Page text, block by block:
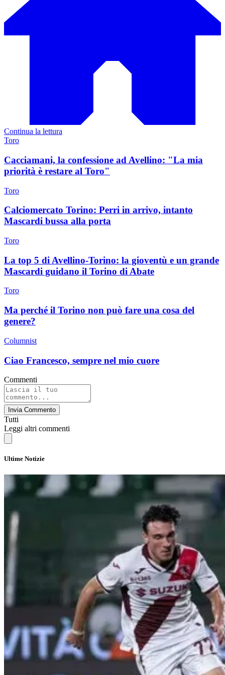
Continua la lettura
Toro
Cacciamani, la confessione ad Avellino: "La mia
priorità è restare al Toro"
Toro
Calciomercato Torino: Perri in arrivo, intanto
Mascardi bussa alla porta
Toro
La top 5 di Avellino-Torino: la gioventù e un grande
Mascardi guidano il Torino di Abate
Toro
Ma perché il Torino non può fare una cosa del
genere?
Columnist
Ciao Francesco, sempre nel mio cuore
Commenti
Invia Commento
Tutti
Leggi altri commenti
Ultime Notizie